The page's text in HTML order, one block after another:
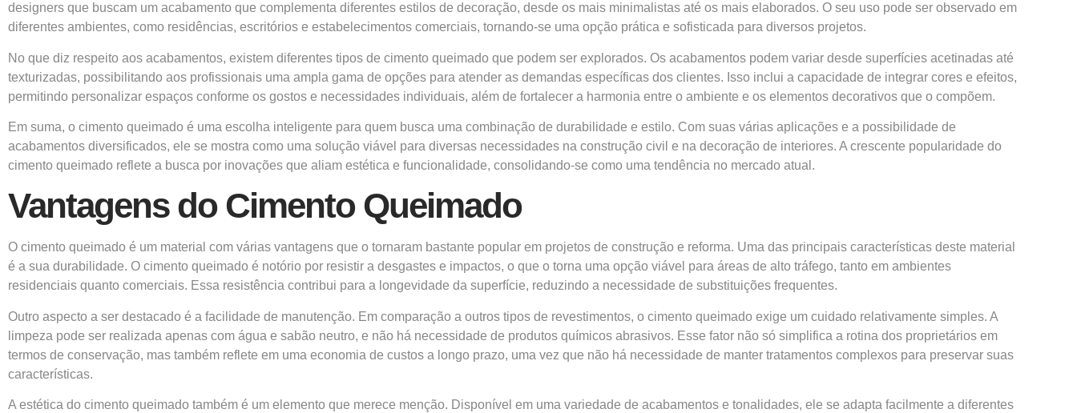
designers que buscam um acabamento que complementa diferentes estilos de decoração, desde os mais minimalistas até os mais elaborados. O seu uso pode ser observado em
diferentes ambientes, como residências, escritórios e estabelecimentos comerciais, tornando-se uma opção prática e sofisticada para diversos projetos.
No que diz respeito aos acabamentos, existem diferentes tipos de cimento queimado que podem ser explorados. Os acabamentos podem variar desde superfícies acetinadas até
texturizadas, possibilitando aos profissionais uma ampla gama de opções para atender as demandas específicas dos clientes. Isso inclui a capacidade de integrar cores e efeitos,
permitindo personalizar espaços conforme os gostos e necessidades individuais, além de fortalecer a harmonia entre o ambiente e os elementos decorativos que o compõem.
Em suma, o cimento queimado é uma escolha inteligente para quem busca uma combinação de durabilidade e estilo. Com suas várias aplicações e a possibilidade de
acabamentos diversificados, ele se mostra como uma solução viável para diversas necessidades na construção civil e na decoração de interiores. A crescente popularidade do
cimento queimado reflete a busca por inovações que aliam estética e funcionalidade, consolidando-se como uma tendência no mercado atual.
Vantagens do Cimento Queimado
O cimento queimado é um material com várias vantagens que o tornaram bastante popular em projetos de construção e reforma. Uma das principais características deste material
é a sua durabilidade. O cimento queimado é notório por resistir a desgastes e impactos, o que o torna uma opção viável para áreas de alto tráfego, tanto em ambientes
residenciais quanto comerciais. Essa resistência contribui para a longevidade da superfície, reduzindo a necessidade de substituições frequentes.
Outro aspecto a ser destacado é a facilidade de manutenção. Em comparação a outros tipos de revestimentos, o cimento queimado exige um cuidado relativamente simples. A
limpeza pode ser realizada apenas com água e sabão neutro, e não há necessidade de produtos químicos abrasivos. Esse fator não só simplifica a rotina dos proprietários em
termos de conservação, mas também reflete em uma economia de custos a longo prazo, uma vez que não há necessidade de manter tratamentos complexos para preservar suas
características.
A estética do cimento queimado também é um elemento que merece menção. Disponível em uma variedade de acabamentos e tonalidades, ele se adapta facilmente a diferentes